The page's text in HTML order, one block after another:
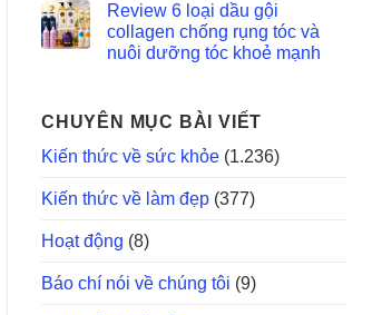
Review 6 loại dầu gội
collagen chống rụng tóc và
nuôi dưỡng tóc khoẻ mạnh
CHUYÊN MỤC BÀI VIẾT
Kiến thức về sức khỏe (1.236)
Kiến thức về làm đẹp (377)
Hoạt động (8)
Báo chí nói về chúng tôi (9)